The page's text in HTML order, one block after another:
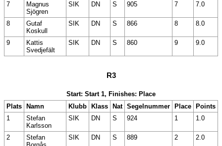
7
Magnus
Sjögren
SIK DN S 905 7 7.0
8
Gutaf
Koskull
SIK DN S 866 8 8.0
9
Kattis
Svedjefält
SIK DN S 860 9 9.0
R3
Start: Start 1, Finishes: Place
Plats Namn Klubb Klass Nat Segelnummer Place Points
1
Stefan
Karlsson
SIK DN S 924 1 1.0
2
Stefan
SIK DN S 889 2 2.0